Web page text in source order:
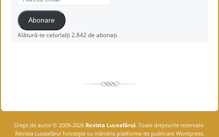
email
Abonare
Alătură-te celorlalți 2.842 de abonați.
Drept de autor © 2009-2026 Revista Luceafărul. Toate drepturile rezervate.
Revista Luceafărul foloseşte cu mândrie platforma de publicare Wordpress.